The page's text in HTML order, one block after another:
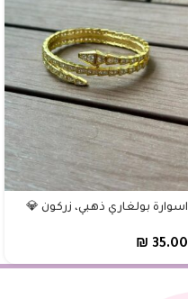
اسوارة بولغاري ذهبي، زركون 💎
₪ 35.00